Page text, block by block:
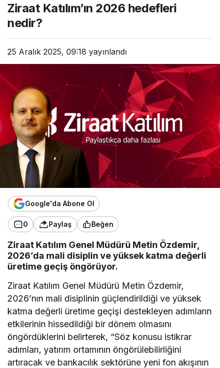
Ziraat Katılım’ın 2026 hedefleri
nedir?
25 Aralık 2025, 09:18 yayınlandı
Google'da Abone Ol
0 Paylaş Beğen
Ziraat Katılım Genel Müdürü Metin Özdemir,
2026’da mali disiplin ve yüksek katma değerli
üretime geçiş öngörüyor.
Ziraat Katılım Genel Müdürü Metin Özdemir,
2026’nın mali disiplinin güçlendirildiği ve yüksek
katma değerli üretime geçişi destekleyen adımların
etkilerinin hissedildiği bir dönem olmasını
öngördüklerini belirterek, “Söz konusu istikrar
adımları, yatırım ortamının öngörülebilirliğini
artıracak ve bankacılık sektörüne yeni fon akışının